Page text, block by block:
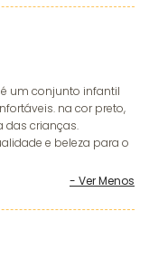
é um conjunto infantil
na cor preto,
das crianças.
e beleza para o